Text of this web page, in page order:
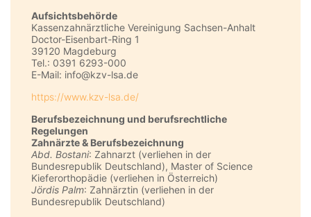
Aufsichtsbehörde
Kassenzahnärztliche Vereinigung Sachsen-Anhalt
Doctor-Eisenbart-Ring 1
39120 Magdeburg
Tel.: 0391 6293-000
E-Mail: info@kzv-lsa.de
https://www.kzv-lsa.de/
Berufsbezeichnung und berufsrechtliche
Regelungen
Zahnärzte & Berufsbezeichnung
Abd. Bostani: Zahnarzt (verliehen in der
Bundesrepublik Deutschland), Master of Science
Kieferorthopädie (verliehen in Österreich)
Jördis Palm: Zahnärztin (verliehen in der
Bundesrepublik Deutschland)